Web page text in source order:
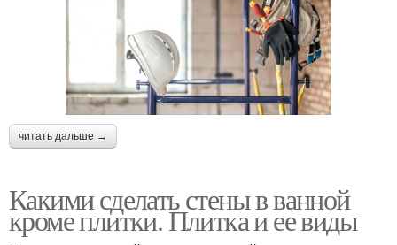
читать дальше →
Какими сделать стены в ванной
кроме плитки. Плитка и ее виды